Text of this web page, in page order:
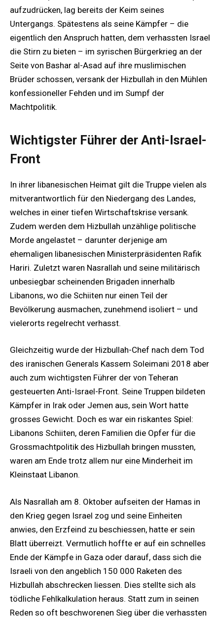
aufzudrücken, lag bereits der Keim seines
Untergangs. Spätestens als seine Kämpfer – die
eigentlich den Anspruch hatten, dem verhassten Israel
die Stirn zu bieten – im syrischen Bürgerkrieg an der
Seite von Bashar al-Asad auf ihre muslimischen
Brüder schossen, versank der Hizbullah in den Mühlen
konfessioneller Fehden und im Sumpf der
Machtpolitik.
Wichtigster Führer der Anti-Israel-
Front
In ihrer libanesischen Heimat gilt die Truppe vielen als
mitverantwortlich für den Niedergang des Landes,
welches in einer tiefen Wirtschaftskrise versank.
Zudem werden dem Hizbullah unzählige politische
Morde angelastet – darunter derjenige am
ehemaligen libanesischen Ministerpräsidenten Rafik
Hariri. Zuletzt waren Nasrallah und seine militärisch
unbesiegbar scheinenden Brigaden innerhalb
Libanons, wo die Schiiten nur einen Teil der
Bevölkerung ausmachen, zunehmend isoliert – und
vielerorts regelrecht verhasst.
Gleichzeitig wurde der Hizbullah-Chef nach dem Tod
des iranischen Generals Kassem Soleimani 2018 aber
auch zum wichtigsten Führer der von Teheran
gesteuerten Anti-Israel-Front. Seine Truppen bildeten
Kämpfer in Irak oder Jemen aus, sein Wort hatte
grosses Gewicht. Doch es war ein riskantes Spiel:
Libanons Schiiten, deren Familien die Opfer für die
Grossmachtpolitik des Hizbullah bringen mussten,
waren am Ende trotz allem nur eine Minderheit im
Kleinstaat Libanon.
Als Nasrallah am 8. Oktober aufseiten der Hamas in
den Krieg gegen Israel zog und seine Einheiten
anwies, den Erzfeind zu beschiessen, hatte er sein
Blatt überreizt. Vermutlich hoffte er auf ein schnelles
Ende der Kämpfe in Gaza oder darauf, dass sich die
Israeli von den angeblich 150 000 Raketen des
Hizbullah abschrecken liessen. Dies stellte sich als
tödliche Fehlkalkulation heraus. Statt zum in seinen
Reden so oft beschworenen Sieg über die verhassten